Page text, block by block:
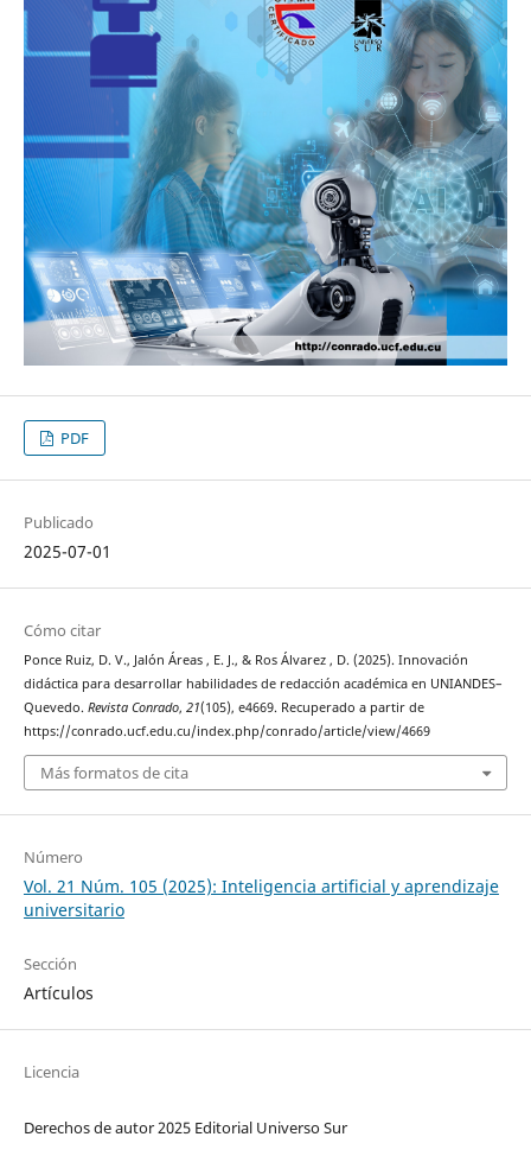
PDF
Publicado
2025-07-01
Cómo citar
Ponce Ruiz, D. V., Jalón Áreas , E. J., & Ros Álvarez , D. (2025). Innovación
didáctica para desarrollar habilidades de redacción académica en UNIANDES–
Quevedo. Revista Conrado, 21(105), e4669. Recuperado a partir de
https://conrado.ucf.edu.cu/index.php/conrado/article/view/4669
Más formatos de cita
Número
Vol. 21 Núm. 105 (2025): Inteligencia artificial y aprendizaje
universitario
Sección
Artículos
Licencia
Derechos de autor 2025 Editorial Universo Sur